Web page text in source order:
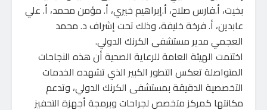
بخيت، أ.فارس صلاح، أ.إبراهيم خيري، أ. مؤمن محمد، أ. علي
عابدين، أ. فرخة خليفة، وذلك تحت إشراف د. محمد
العجمي مدير مستشفى الكرنك الدولي.
اختتمت الهيئة العامة للرعاية الصحية أن هذه النجاحات
المتواصلة تعكس التطور الكبير الذي تشهده الخدمات
التخصصية الدقيقة بمستشفى الكرنك الدولي، وتدعم
مكانتها كمركز متخصص لجراحات وبرمجة أجهزة التحفيز